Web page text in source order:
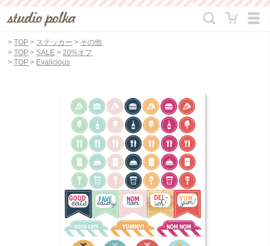
>TOP > ステッカー > その他
>TOP > SALE >20%オフ
>TOP > Evalicious